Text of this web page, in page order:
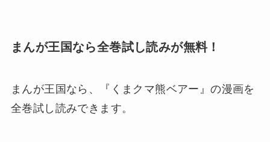
まんが王国なら全巻試し読みが無料！
まんが王国なら、
『くまクマ熊ベアー』の漫画を
全巻試し読みできます。